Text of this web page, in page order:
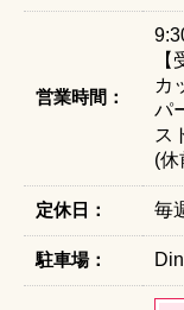
営業時間：
【
カ
パ
ス
(
定休日： 毎
駐車場：